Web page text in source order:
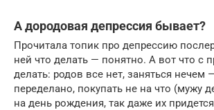
А дородовая депрессия бывает?
Прочитала топик про депрессию
ней что делать — понятно. А вот что с
делать: родов все нет, заняться нечем
переделано, покупать не на что (мужу
на день рождения, так даже их